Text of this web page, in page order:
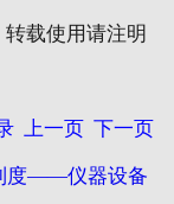
载使用请注明
上一页 下一页
度——仪器设备